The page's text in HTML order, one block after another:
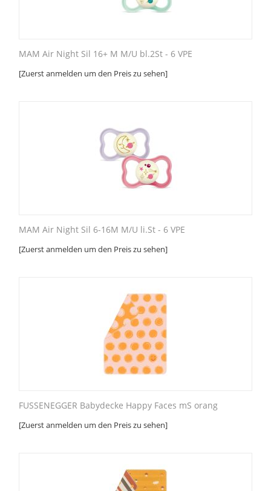
MAM Air Night Sil 16+ M M/U bl.2St - 6 VPE
[Zuerst anmelden um den Preis zu sehen]
MAM Air Night Sil 6-16M M/U li.St - 6 VPE
[Zuerst anmelden um den Preis zu sehen]
FUSSENEGGER Babydecke Happy Faces mS orang
[Zuerst anmelden um den Preis zu sehen]